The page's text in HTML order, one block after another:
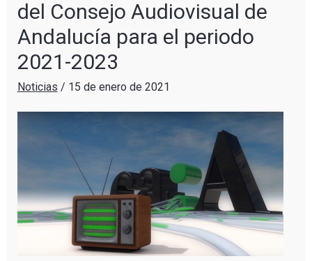
del Consejo Audiovisual de
Andalucía para el periodo
2021-2023
Noticias / 15 de enero de 2021